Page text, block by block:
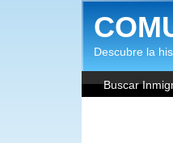
Pasar al contenido principal
Descubre la
Buscar